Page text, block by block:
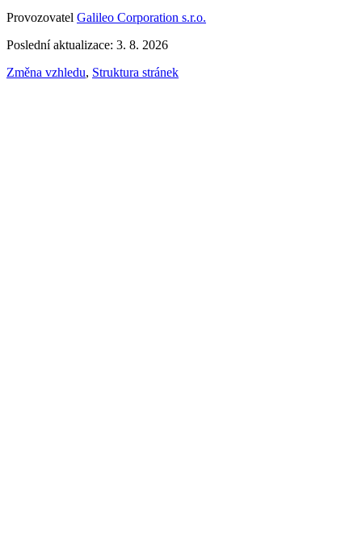
Provozovatel Galileo Corporation s.r.o.
Poslední aktualizace: 3. 8. 2026
Změna vzhledu, Struktura stránek